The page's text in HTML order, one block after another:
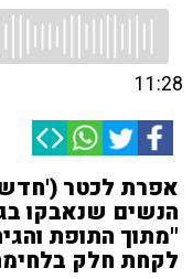
11:28
הנשים שנאבקו
"מתוך התופת
לקחת חלק